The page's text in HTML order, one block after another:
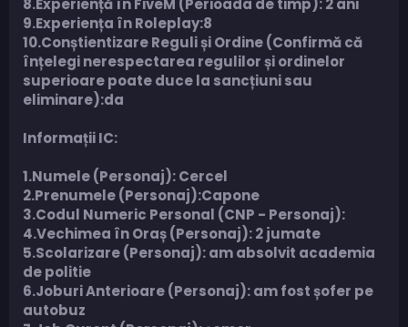
9.Experiența în Roleplay:8
10.Conștientizare Reguli și Ordine (Confirmă că
înțelegi nerespectarea regulilor și ordinelor
superioare poate duce la sancțiuni sau
eliminare):da
Informații IC:
1.Numele (Personaj): Cercel
2.Prenumele (Personaj):Capone
3.Codul Numeric Personal (CNP - Personaj):
4.Vechimea în Oraș (Personaj): 2 jumate
5.Scolarizare (Personaj): am absolvit academia
de politie
6.Joburi Anterioare (Personaj): am fost șofer pe
autobuz